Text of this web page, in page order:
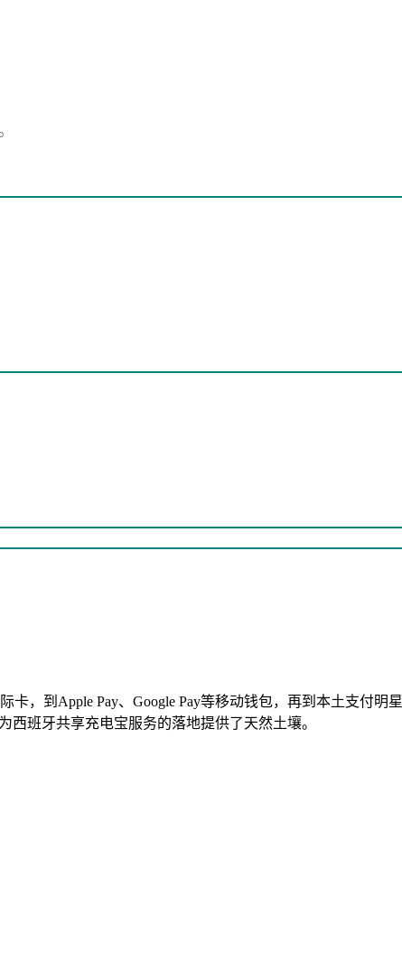
，到Apple Pay、Google Pay等移动钱包，再到本土支付明星
西班牙共享充电宝服务的落地提供了天然土壤。